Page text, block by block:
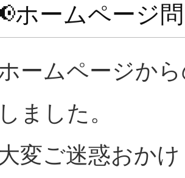
ホームページ
ームページか
しました。
変ご迷惑おか